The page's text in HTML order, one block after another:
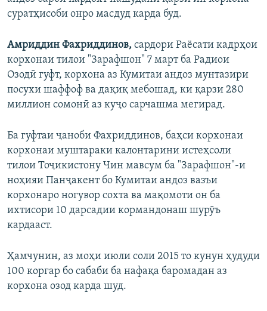
суратҳисоби онро масдуд карда буд.
Амриддин Фахриддинов, сардори Раёсати кадрҳои
корхонаи тилои "Зарафшон" 7 март ба Радиои
Озодӣ гуфт, корхона аз Кумитаи андоз мунтазири
посухи шаффоф ва дақиқ мебошад, ки қарзи 280
миллион сомонӣ аз куҷо сарчашма мегирад.
Ба гуфтаи ҷаноби Фахриддинов, баҳси корхонаи
корхонаи муштараки калонтарини истеҳсоли
тилои Тоҷикистону Чин мавсум ба "Зарафшон"-и
ноҳияи Панҷакент бо Кумитаи андоз вазъи
корхонаро ногувор сохта ва мақомоти он ба
ихтисори 10 дарсадии кормандонаш шурӯъ
кардааст.
Ҳамчунин, аз моҳи июли соли 2015 то кунун ҳудуди
100 коргар бо сабаби ба нафақа баромадан аз
корхона озод карда шуд.